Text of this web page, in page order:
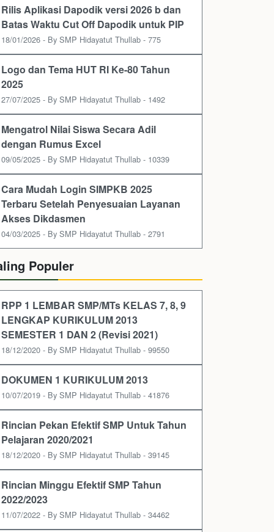
Rilis Aplikasi Dapodik versi 2026 b dan
Batas Waktu Cut Off Dapodik untuk PIP
18/01/2026 - By SMP Hidayatut Thullab - 775
Logo dan Tema HUT RI Ke-80 Tahun
2025
27/07/2025 - By SMP Hidayatut Thullab - 1492
Mengatrol Nilai Siswa Secara Adil
dengan Rumus Excel
09/05/2025 - By SMP Hidayatut Thullab - 10339
Cara Mudah Login SIMPKB 2025
Terbaru Setelah Penyesuaian Layanan
Akses Dikdasmen
04/03/2025 - By SMP Hidayatut Thullab - 2791
Populer
RPP 1 LEMBAR SMP/MTs KELAS 7, 8, 9
LENGKAP KURIKULUM 2013
SEMESTER 1 DAN 2 (Revisi 2021)
18/12/2020 - By SMP Hidayatut Thullab - 99550
DOKUMEN 1 KURIKULUM 2013
10/07/2019 - By SMP Hidayatut Thullab - 41876
Rincian Pekan Efektif SMP Untuk Tahun
Pelajaran 2020/2021
18/12/2020 - By SMP Hidayatut Thullab - 39145
Rincian Minggu Efektif SMP Tahun
2022/2023
11/07/2022 - By SMP Hidayatut Thullab - 34462